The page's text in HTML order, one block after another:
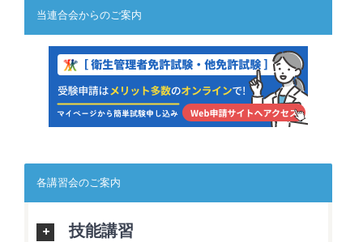
当連合会からのご案内
各講習会のご案内
技能講習